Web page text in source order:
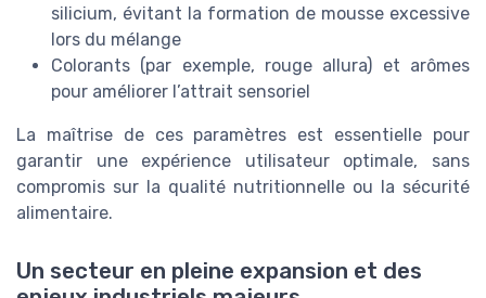
silicium, évitant la formation de mousse excessive
lors du mélange
Colorants (par exemple, rouge allura) et arômes
pour améliorer l’attrait sensoriel
La maîtrise de ces paramètres est essentielle pour
garantir une expérience utilisateur optimale, sans
compromis sur la qualité nutritionnelle ou la sécurité
alimentaire.
Un secteur en pleine expansion et des